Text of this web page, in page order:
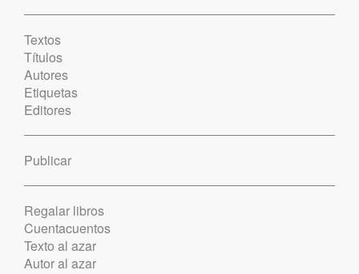
Textos
Títulos
Autores
Etiquetas
Editores
Publicar
Regalar libros
Cuentacuentos
Texto al azar
Autor al azar